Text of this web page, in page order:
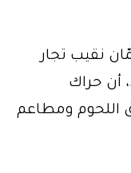
نقيب تجار
أن حراك
اللحوم ومطاعم